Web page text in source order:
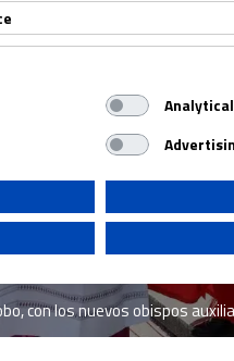
con los nuevos obispos
Analytical